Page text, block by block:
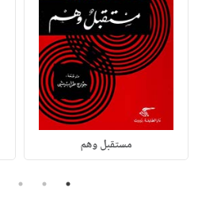
مستقبل وهم
1
2
3